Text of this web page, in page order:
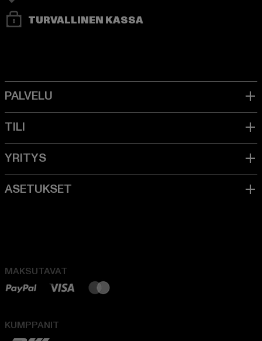
TURVALLINEN KASSA
MAKSUTAVAT
KUMPPANIT